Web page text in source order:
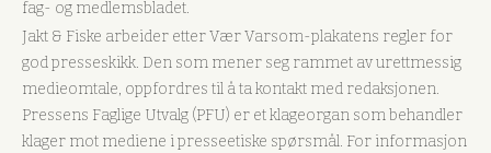
fag- og medlemsbladet.
Jakt & Fiske arbeider etter Vær Varsom-plakatens regler for
god presseskikk. Den som mener seg rammet av urettmessig
medieomtale, oppfordres til å ta kontakt med redaksjonen.
Pressens Faglige Utvalg (PFU) er et klageorgan som behandler
klager mot mediene i presseetiske spørsmål. For informasjon